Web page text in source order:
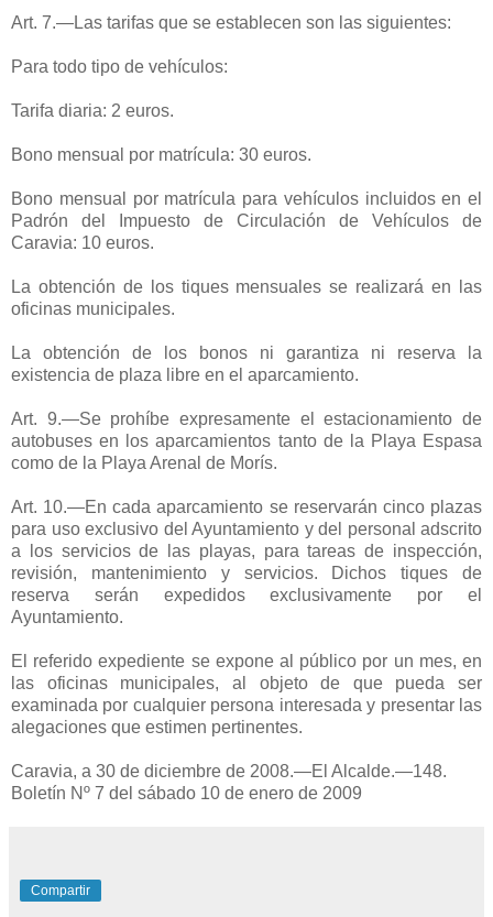
Art. 7.—Las tarifas que se establecen son las siguientes:
Para todo tipo de vehículos:
Tarifa diaria: 2 euros.
Bono mensual por matrícula: 30 euros.
Bono mensual por matrícula para vehículos incluidos en el
Padrón del Impuesto de Circulación de Vehículos de
Caravia: 10 euros.
La obtención de los tiques mensuales se realizará en las
oficinas municipales.
La obtención de los bonos ni garantiza ni reserva la
existencia de plaza libre en el aparcamiento.
Art. 9.—Se prohíbe expresamente el estacionamiento de
autobuses en los aparcamientos tanto de la Playa Espasa
como de la Playa Arenal de Morís.
Art. 10.—En cada aparcamiento se reservarán cinco plazas
para uso exclusivo del Ayuntamiento y del personal adscrito
a los servicios de las playas, para tareas de inspección,
revisión, mantenimiento y servicios. Dichos tiques de
reserva serán expedidos exclusivamente por el
Ayuntamiento.
El referido expediente se expone al público por un mes, en
las oficinas municipales, al objeto de que pueda ser
examinada por cualquier persona interesada y presentar las
alegaciones que estimen pertinentes.
Caravia, a 30 de diciembre de 2008.—El Alcalde.—148.
Boletín Nº 7 del sábado 10 de enero de 2009
Compartir